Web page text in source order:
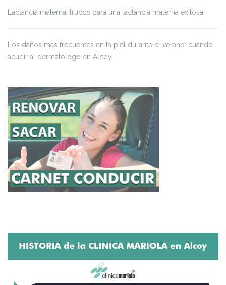
Lactancia materna: trucos para una lactancia materna exitosa
Los daños más frecuentes en la piel durante el verano: cuándo
acudir al dermatólogo en Alcoy